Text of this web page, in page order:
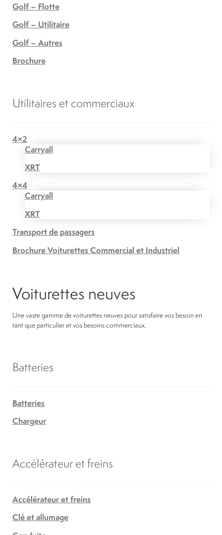
Golf – Flotte
Golf – Utilitaire
Golf – Autres
Brochure
Utilitaires et commerciaux
4×2
Carryall
XRT
4×4
Carryall
XRT
Transport de passagers
Brochure Voiturettes Commercial et Industriel
Voiturettes neuves
Une vaste gamme de voiturettes neuves pour satisfaire vos besoin en
tant que particulier et vos besoins commerciaux.
Batteries
Batteries
Chargeur
Accélérateur et freins
Accélérateur et freins
Clé et allumage